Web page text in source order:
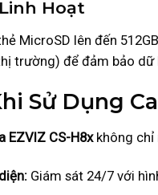
Hoạt
MicroSD lên đến
trường) để đảm bảo dữ
Sử Dụng
EZVIZ CS-H8xkhông chỉ
Giám sát 24/7 với